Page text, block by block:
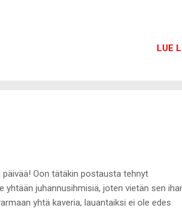
LUE
Oon tätäkin postausta tehnyt
juhannusihmisiä, joten vietän sen
yhtä kaveria, lauantaiksi ei ole edes